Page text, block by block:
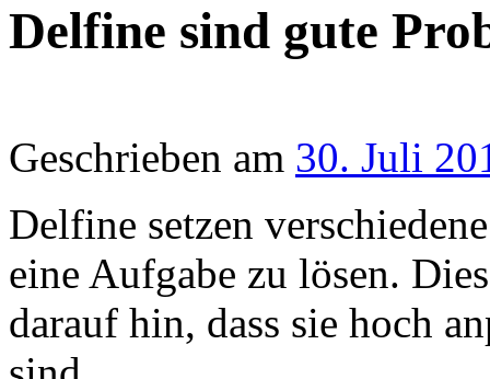
Delfine sind gute
Geschrieben am 30. Juli
Delfine setzen
eine Aufgabe zu lösen.
darauf hin, dass sie hoch